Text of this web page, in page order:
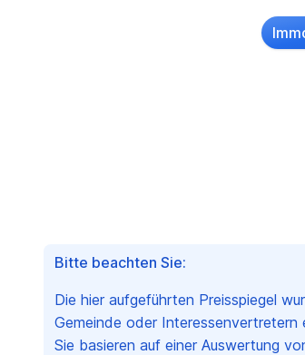
Bitte beachten Sie:
Die hier aufgeführten Preisspiegel
Gemeinde oder Interessenvertretern
Sie basieren auf einer Auswertung